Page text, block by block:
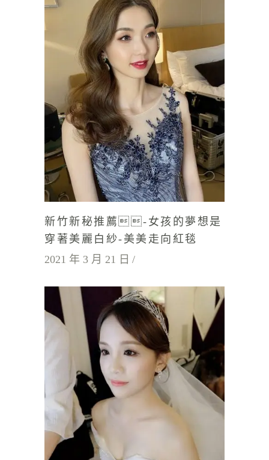
新竹新秘推薦-女孩的夢想是
穿著美麗白紗-美美走向紅毯
2021 年 3 月 21 日